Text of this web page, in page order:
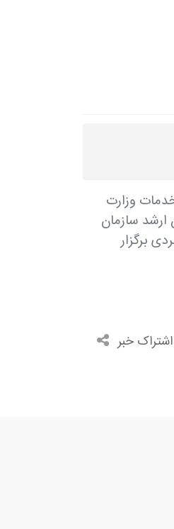
وزارت
سازمان
برگزار
اشتراک خبر